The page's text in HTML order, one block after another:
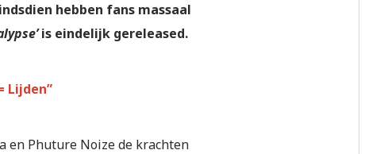
hebben fans massaal
is eindelijk gereleased.
Lijden”
en Phuture Noize de krachten